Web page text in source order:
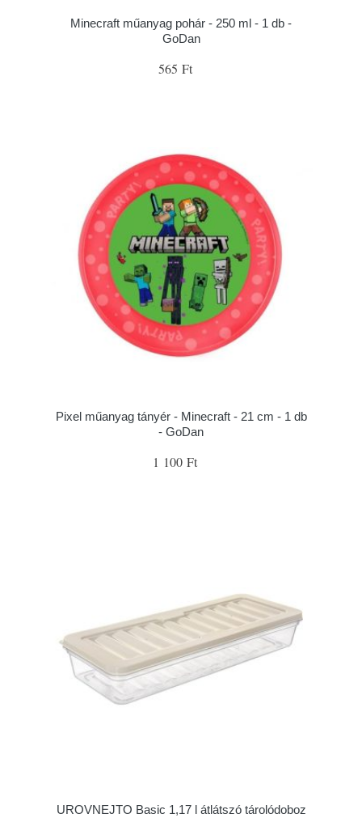
Minecraft műanyag pohár - 250 ml - 1 db -
GoDan
565 Ft
Pixel műanyag tányér - Minecraft - 21 cm - 1 db
- GoDan
1 100 Ft
UROVNEJTO Basic 1,17 l átlátszó tárolódoboz